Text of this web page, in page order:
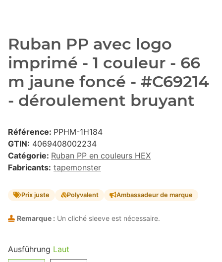
Ruban PP avec logo
imprimé - 1 couleur - 66
m jaune foncé - #C69214
- déroulement bruyant
Référence: PPHM-1H184
GTIN: 4069408002234
Catégorie: Ruban PP en couleurs HEX
Fabricants: tapemonster
Prix juste Polyvalent Ambassadeur de marque
Remarque : Un cliché sleeve est nécessaire.
Ausführung Laut